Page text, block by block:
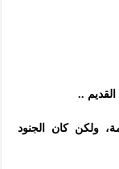
..
ولكن كان الجنود